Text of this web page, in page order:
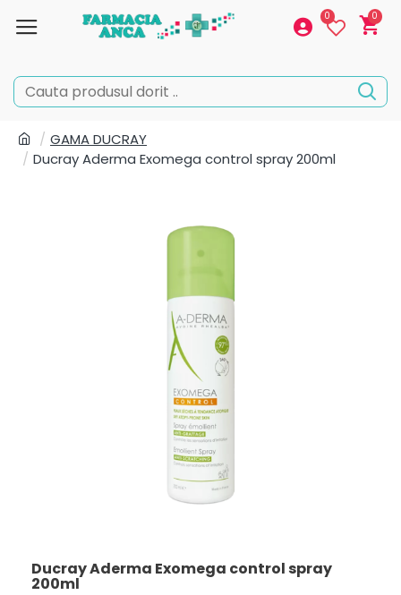
0 0
GAMA DUCRAY
Ducray Aderma Exomega control spray 200ml
Ducray Aderma Exomega control spray
200ml